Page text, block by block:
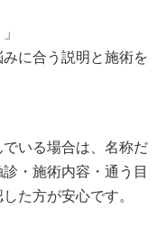
みに合う説明と施術を
いる場合は、名称だ
・施術内容・通う目
た方が安心です。